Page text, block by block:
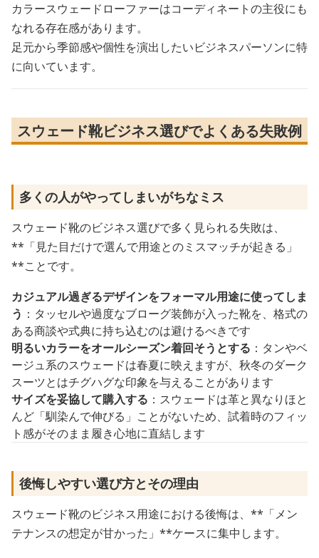
カラースウェードローファーはコーディネートの主役にも
なれる存在感があります。
足元から季節感や個性を演出したいビジネスパーソンに特
に向いています。
スウェード靴ビジネス選びでよくある失敗例
多くの人がやってしまいがちなミス
スウェード靴のビジネス選びで多く見られる失敗は、
**「見た目だけで選んで用途とのミスマッチが起きる」
**ことです。
カジュアル過ぎるデザインをフォーマル用途に使ってしま
う ：タッセルや過度なブローグ装飾が入った靴を、格式の
ある商談や式典に持ち込むのは避けるべきです
明るいカラーをオールシーズン着回そうとする ：タンやベ
ージュ系のスウェードは春夏に映えますが、秋冬のダーク
スーツとはチグハグな印象を与えることがあります
サイズを妥協して購入する ：スウェードは革と異なりほと
んど「馴染んで伸びる」ことがないため、試着時のフィッ
ト感がそのまま履き心地に直結します
後悔しやすい選び方とその理由
スウェード靴のビジネス用途における後悔は、**「メン
テナンスの想定が甘かった」**ケースに集中します。